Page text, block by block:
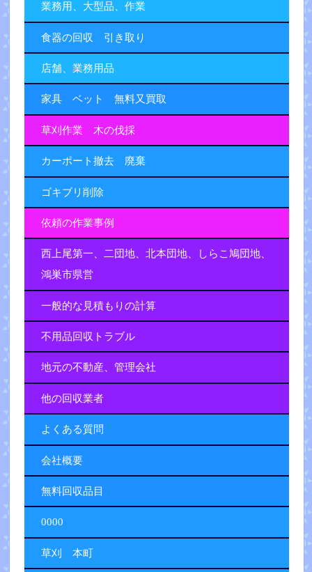
業務用、大型品、作業
食器の回収 引き取り
店舗、業務用品
家具 ベット 無料又買取
草刈作業 木の伐採
カーポート撤去 廃棄
ゴキブリ削除
依頼の作業事例
西上尾第一、二団地、北本団地、しらこ鳩団地、
鴻巣市県営
一般的な見積もりの計算
不用品回収トラブル
地元の不動産、管理会社
他の回収業者
よくある質問
会社概要
無料回収品目
0000
草刈 本町